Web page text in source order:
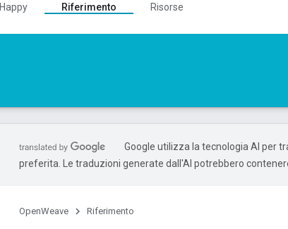
Happy Riferimento
Risorse
Google utilizza la tecnologia AI per
preferita. Le traduzioni generate dall'AI potrebbero
OpenWeave Riferimento